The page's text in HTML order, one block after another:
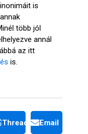
is
több jól
annál
az itt
is.
Threads Email